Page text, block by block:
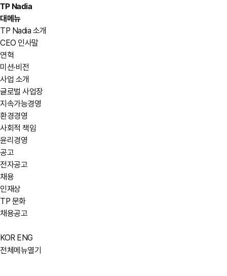
TP Nadia
대메뉴
TP Nadia 소개
CEO 인사말
연혁
미션·비전
사업 소개
글로벌 사업장
지속가능경영
환경경영
사회적 책임
윤리경영
공고
전자공고
채용
인재상
TP 문화
채용공고
KOR ENG
전체메뉴열기